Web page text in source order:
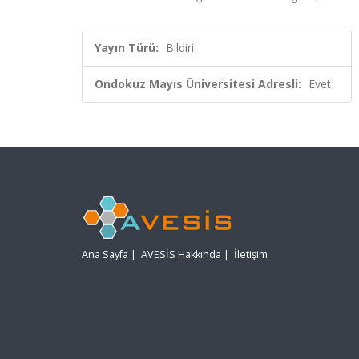
Yayın Türü: Bildiri
Ondokuz Mayıs Üniversitesi Adresli: Evet
Ana Sayfa | AVESİS Hakkında | İletişim